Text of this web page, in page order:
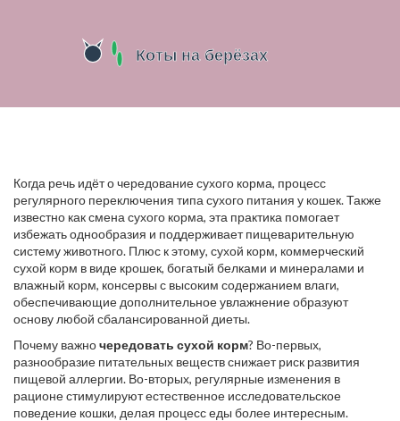
Когда речь идёт очередование сухого корма, процесс
регулярного переключения типа сухого питания у кошек. Также
известно каксмена сухого корма, эта практика помогает
избежать однообразия и поддерживает пищеварительную
систему животного. Плюс к этому, сухой корм, коммерческий
сухой корм в виде крошек, богатый белками и минералами и
влажный корм, консервы с высоким содержанием влаги,
обеспечивающие дополнительное увлажнениеобразуют
основу любой сбалансированной диеты.
Почему важночередовать сухой корм? Во-первых,
разнообразие питательных веществ снижает риск развития
пищевой аллергии. Во-вторых, регулярные изменения в
рационе стимулируют естественное исследовательское
поведение кошки, делая процесс еды более интересным.